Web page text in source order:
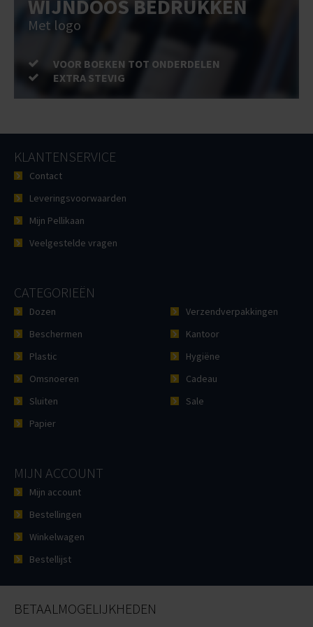
WIJNDOOS BEDRUKKEN
Met logo
VOOR BOEKEN TOT ONDERDELEN
EXTRA STEVIG
KLANTENSERVICE
Contact
Leveringsvoorwaarden
Mijn Pellikaan
Veelgestelde vragen
CATEGORIEËN
Dozen
Beschermen
Plastic
Omsnoeren
Sluiten
Papier
Verzendverpakkingen
Kantoor
Hygiëne
Cadeau
Sale
MIJN ACCOUNT
Mijn account
Bestellingen
Winkelwagen
Bestellijst
BETAALMOGELIJKHEDEN